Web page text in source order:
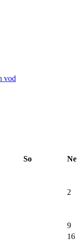
vod
So
Ne
2
9
16